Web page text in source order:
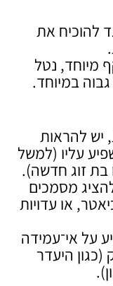
להוכיח את
מיוחד, נטל
במיוחד.
יש להראות
עליו (למשל
זוג חדשה).
מסמכים
או עדויות
על אי־עמידה
היעדר